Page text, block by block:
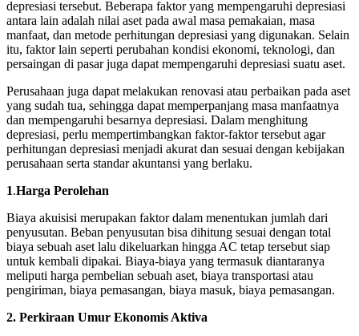
depresiasi tersebut. Beberapa faktor yang mempengaruhi depresiasi
antara lain adalah nilai aset pada awal masa pemakaian, masa
manfaat, dan metode perhitungan depresiasi yang digunakan. Selain
itu, faktor lain seperti perubahan kondisi ekonomi, teknologi, dan
persaingan di pasar juga dapat mempengaruhi depresiasi suatu aset.
Perusahaan juga dapat melakukan renovasi atau perbaikan pada aset
yang sudah tua, sehingga dapat memperpanjang masa manfaatnya
dan mempengaruhi besarnya depresiasi. Dalam menghitung
depresiasi, perlu mempertimbangkan faktor-faktor tersebut agar
perhitungan depresiasi menjadi akurat dan sesuai dengan kebijakan
perusahaan serta standar akuntansi yang berlaku.
1.Harga Perolehan
Biaya akuisisi merupakan faktor dalam menentukan jumlah dari
penyusutan. Beban penyusutan bisa dihitung sesuai dengan total
biaya sebuah aset lalu dikeluarkan hingga AC tetap tersebut siap
untuk kembali dipakai. Biaya-biaya yang termasuk diantaranya
meliputi harga pembelian sebuah aset, biaya transportasi atau
pengiriman, biaya pemasangan, biaya masuk, biaya pemasangan.
2. Perkiraan Umur Ekonomis Aktiva